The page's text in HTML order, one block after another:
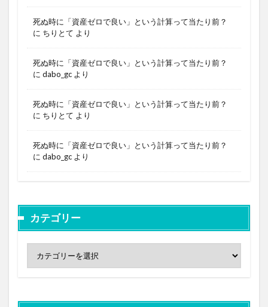
死ぬ時に「資産ゼロで良い」という計算って当たり前？
に ちりとて より
死ぬ時に「資産ゼロで良い」という計算って当たり前？
に dabo_gc より
死ぬ時に「資産ゼロで良い」という計算って当たり前？
に ちりとて より
死ぬ時に「資産ゼロで良い」という計算って当たり前？
に dabo_gc より
カテゴリー